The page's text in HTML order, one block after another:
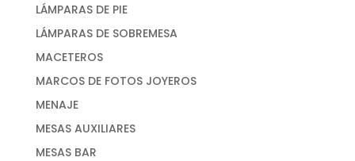
LÁMPARAS DE PIE
LÁMPARAS DE SOBREMESA
MACETEROS
MARCOS DE FOTOS JOYEROS
MENAJE
MESAS AUXILIARES
MESAS BAR